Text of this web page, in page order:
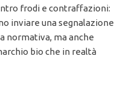
frodi e contraffazioni:
inviare una segnalazione
normativa, ma anche
bio che in realtà